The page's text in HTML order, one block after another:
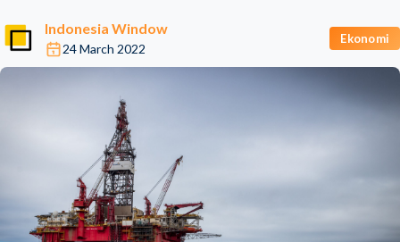
Indonesia Window
24 March 2022
Ekonomi